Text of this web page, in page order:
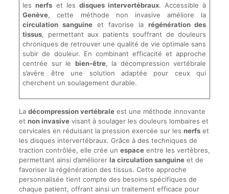
lesnerfs et les disques intervertébraux. Accessible à
Genève, cette méthode non invasive améliore la
circulation sanguine et favorise la régénération des
tissus, permettant aux patients souffrant de douleurs
chroniques de retrouver une qualité de vie optimale sans
subir de douleur. En combinant efficacité et approche
centrée sur le bien-être, la décompression vertébrale
s’avère être une solution adaptée pour ceux qui
cherchent un soulagement durable.
La décompression vertébraleest une méthode innovante
et non invasivevisant à soulager les douleurs lombaires et
cervicales en réduisant la pression exercée sur les nerfset
les disques intervertébraux. Grâce à des techniques de
traction contrôlée, elle crée un espaceentre les vertèbres,
permettant ainsi d’améliorer la circulation sanguineet de
favoriser la régénération des tissus. Cette approche
personnalisée tient compte des besoins spécifiques de
chaque patient, offrant ainsi un traitement efficace pour